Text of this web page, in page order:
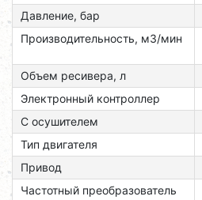
Давление, бар
Производительность, м3/мин
Объем ресивера, л
Электронный контроллер
С осушителем
Тип двигателя
Привод
Частотный преобразователь